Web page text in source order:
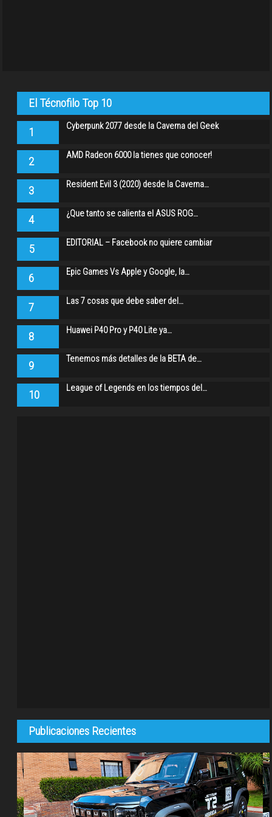
El Técnofilo Top 10
1 Cyberpunk 2077 desde la Caverna del Geek
2 AMD Radeon 6000 la tienes que conocer!
3 Resident Evil 3 (2020) desde la Caverna…
4 ¿Que tanto se calienta el ASUS ROG…
5 EDITORIAL – Facebook no quiere cambiar
6 Epic Games Vs Apple y Google, la…
7 Las 7 cosas que debe saber del…
8 Huawei P40 Pro y P40 Lite ya…
9 Tenemos más detalles de la BETA de…
10 League of Legends en los tiempos del…
Publicaciones Recientes